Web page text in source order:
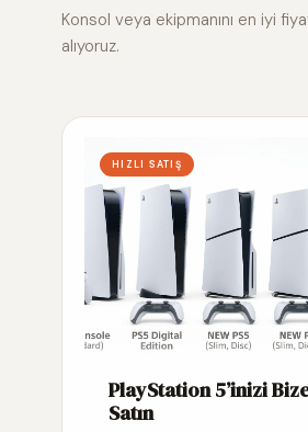
Konsol veya ekipmanını en iyi
alıyoruz.
HIZLI SATIŞ
PlayStation 5’inizi
Satın